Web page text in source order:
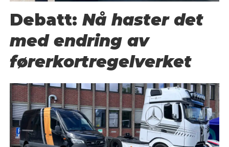
Debatt:Nå haster det
med endring av
førerkortregelverket